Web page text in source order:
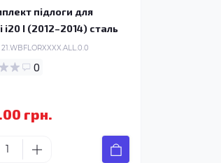
підлоги для
i20 I (2012–2014) сталь
21.WBFLORXXXX.ALL.0.0
0
грн.